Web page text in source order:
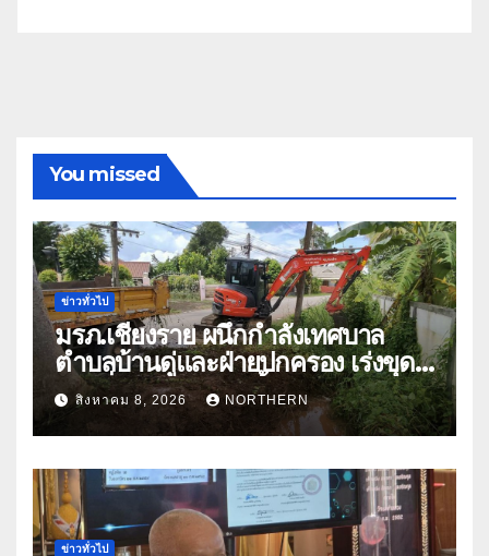
You missed
ข่าวทั่วไป
มรภ.เชียงราย ผนึกกำลังเทศบาล
ตำบลบ้านดู่และฝ่ายปกครอง เร่งขุด
ลอกสิ่งกีดขวางทางน้ำ ป้องกันและลด
ปัญหาน้ำท่วม
สิงหาคม 8, 2026 NORTHERN
ข่าวทั่วไป